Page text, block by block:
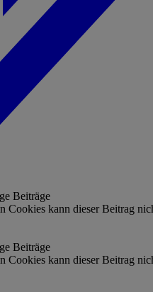
Beiträge
Cookies kann dieser Beitrag
Beiträge
Cookies kann dieser Beitrag